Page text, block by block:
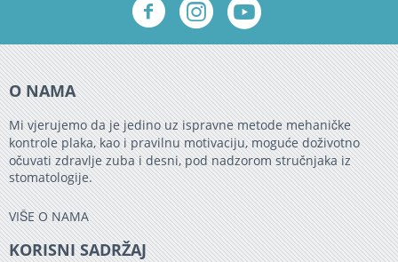
O NAMA
Mi vjerujemo da je jedino uz ispravne metode mehaničke
kontrole plaka, kao i pravilnu motivaciju, moguće doživotno
očuvati zdravlje zuba i desni, pod nadzorom stručnjaka iz
stomatologije.
VIŠE O NAMA
KORISNI SADRŽAJ